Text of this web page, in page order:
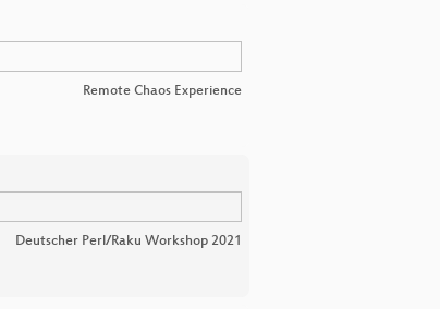
Remote Chaos Experience
Deutscher Perl/Raku Workshop 2021